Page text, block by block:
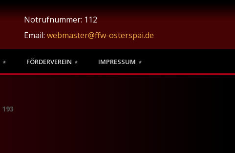
Notrufnummer: 112
Email: webmaster@ffw-osterspai.de
FÖRDERVEREIN IMPRESSUM
193